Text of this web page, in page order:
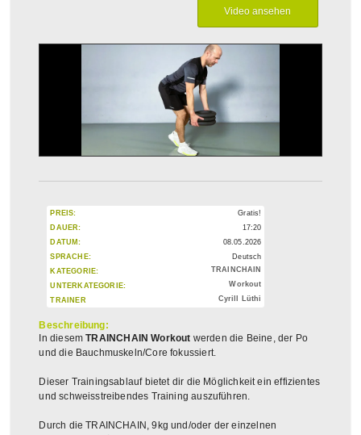
PREIS:
Gratis!
DAUER:
17:20
DATUM:
08.05.2026
SPRACHE:
Deutsch
KATEGORIE:
TRAINCHAIN
UNTERKATEGORIE:
Workout
TRAINER
Cyrill Lüthi
Beschreibung:
In diesemTRAINCHAIN Workout werden die Beine, der Po
und die Bauchmuskeln/Core fokussiert.
Dieser Trainingsablauf bietet dir die Möglichkeit ein effizientes
und schweisstreibendes Training auszuführen.
Durch die TRAINCHAIN, 9kg und/oder der einzelnen